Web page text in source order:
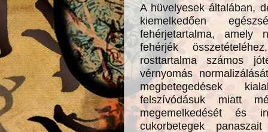
A hüvelyesek általában,
kiemelkedően
fehérjetartalma, amely
fehérjék
rosttartalma számos
vérnyomás
megbetegedések
felszívódásuk miatt
megemelkedését és
cukorbetegek